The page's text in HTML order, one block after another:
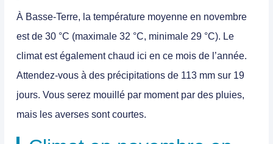
À Basse-Terre, la température moyenne en novembre
est de 30 °C (maximale 32 °C, minimale 29 °C). Le
climat est également chaud ici en ce mois de l’année.
Attendez-vous à des précipitations de 113 mm sur 19
jours. Vous serez mouillé par moment par des pluies,
mais les averses sont courtes.